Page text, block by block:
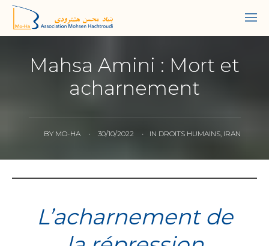
Mahsa Amini : Mort et
acharnement
BY MO-HA • 30/10/2022 • IN DROITS HUMAINS, IRAN
L’acharnement de